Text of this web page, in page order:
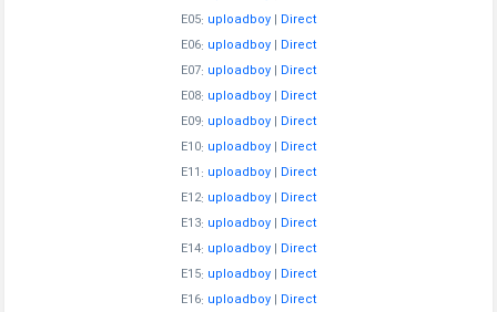
E05: uploadboy| Direct
E06: uploadboy| Direct
E07: uploadboy| Direct
E08: uploadboy| Direct
E09: uploadboy| Direct
E10: uploadboy| Direct
E11: uploadboy| Direct
E12: uploadboy| Direct
E13: uploadboy| Direct
E14: uploadboy| Direct
E15: uploadboy| Direct
E16: uploadboy| Direct